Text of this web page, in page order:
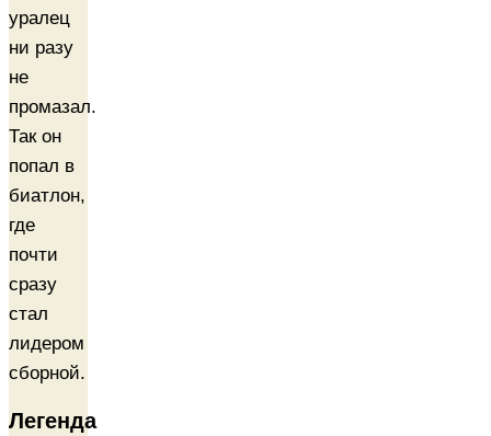
уралец
ни разу
не
промазал.
Так он
попал в
биатлон,
где
почти
сразу
стал
лидером
сборной.
Легенда